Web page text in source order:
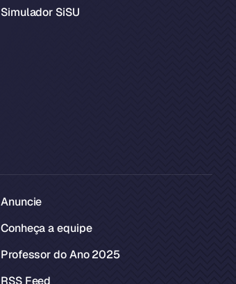
Simulador SiSU
Anuncie
Conheça a equipe
Professor do Ano 2025
RSS Feed